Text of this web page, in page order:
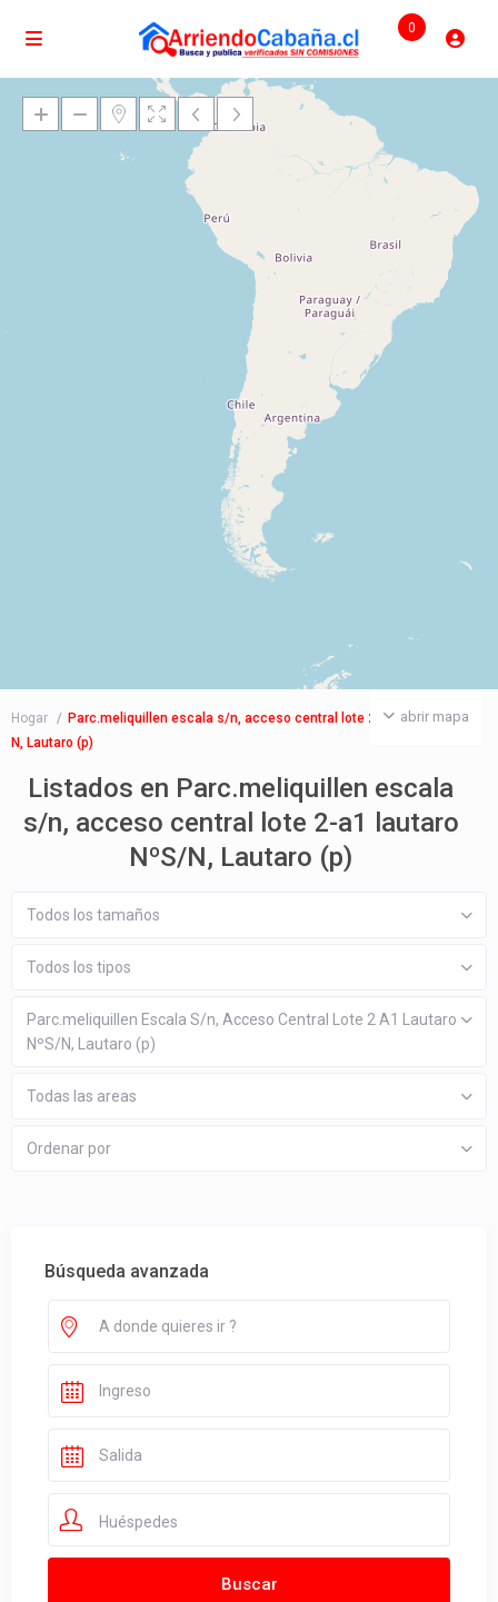
0
Cargando mapas
abrir mapa
Hogar
Parc.meliquillen escala s/n, acceso central lote 2-a1 lautaro NºS/
N, Lautaro (p)
Listados en Parc.meliquillen escala
s/n, acceso central lote 2-a1 lautaro
NºS/N, Lautaro (p)
Todos los tamaños
Todos los tipos
Parc.meliquillen Escala S/n, Acceso Central Lote 2 A1 Lautaro
NºS/N, Lautaro (p)
Todas las areas
Ordenar por
Búsqueda avanzada
Huéspedes